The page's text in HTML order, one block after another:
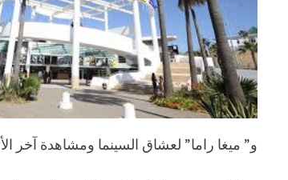
و” ميغا راما” لعشاق السينما ومشاهدة آخر